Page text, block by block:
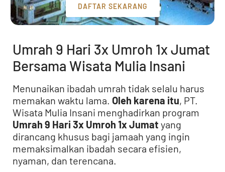
DAFTAR SEKARANG
Umrah 9 Hari 3x Umroh 1x Jumat
Bersama Wisata Mulia Insani
Menunaikan ibadah umrah tidak selalu harus
memakan waktu lama. Oleh karena itu, PT.
Wisata Mulia Insani menghadirkan program
Umrah 9 Hari 3x Umroh 1x Jumat yang
dirancang khusus bagi jamaah yang ingin
memaksimalkan ibadah secara efisien,
nyaman, dan terencana.